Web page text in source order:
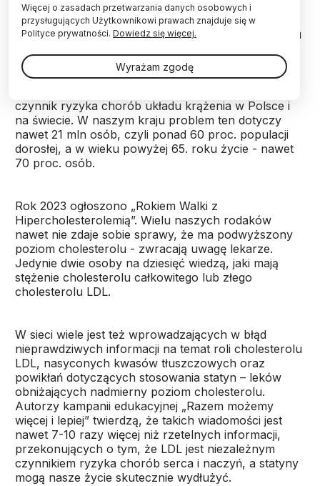
Lekceważenie zbyt wysokiego poziomu cholesterolu
opublikowanych w ramach kampanii edukacyjnej
„Razem możemy więcej i lepiej” wynika, że
czynnik ryzyka chorób układu krążenia w Polsce i
na świecie. W naszym kraju problem ten dotyczy
nawet 21 mln osób, czyli ponad 60 proc. populacji
dorosłej, a w wieku powyżej 65. roku życie - nawet
70 proc. osób.
Rok 2023 ogłoszono „Rokiem Walki z
Hipercholesterolemią”. Wielu naszych rodaków
nawet nie zdaje sobie sprawy, że ma podwyższony
poziom cholesterolu - zwracają uwagę lekarze.
Jedynie dwie osoby na dziesięć wiedzą, jaki mają
stężenie cholesterolu całkowitego lub złego
cholesterolu LDL.
W sieci wiele jest też wprowadzających w błąd
nieprawdziwych informacji na temat roli cholesterolu
LDL, nasyconych kwasów tłuszczowych oraz
powikłań dotyczących stosowania statyn – leków
obniżających nadmierny poziom cholesterolu.
Autorzy kampanii edukacyjnej „Razem możemy
więcej i lepiej” twierdzą, że takich wiadomości jest
nawet 7-10 razy więcej niż rzetelnych informacji,
przekonujących o tym, że LDL jest niezależnym
czynnikiem ryzyka chorób serca i naczyń, a statyny
mogą nasze życie skutecznie wydłużyć.
Więcej o zasadach przetwarzania danych osobowych i
przysługujących Użytkownikowi prawach znajduje się w
Polityce prywatności. Dowiedz się więcej.
Wyrażam zgodę